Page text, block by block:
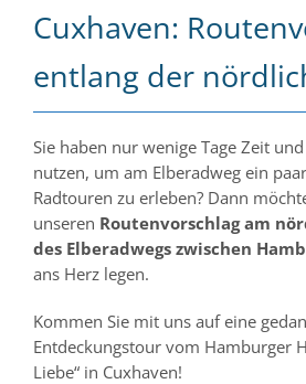
Cuxhaven:
entlang der
Sie haben nur wenige Tage Zeit
nutzen, um am Elberadweg ein
Radtouren zu erleben? Dann
unseren Routenvorschlag am
des Elberadwegs zwischen
ans Herz legen.
Kommen Sie mit uns auf eine
Entdeckungstour vom Hamburger
Liebe“ in Cuxhaven!